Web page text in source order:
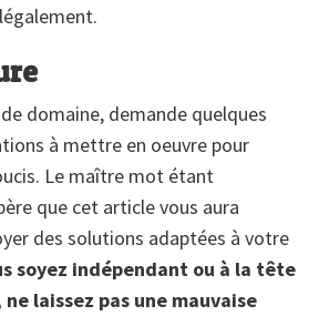
domaine, demande quelques
à mettre en oeuvre pour
Le maître mot étant
que cet article vous aura
des solutions adaptées à votre
soyez indépendant ou à la tête
laissez pas une mauvaise